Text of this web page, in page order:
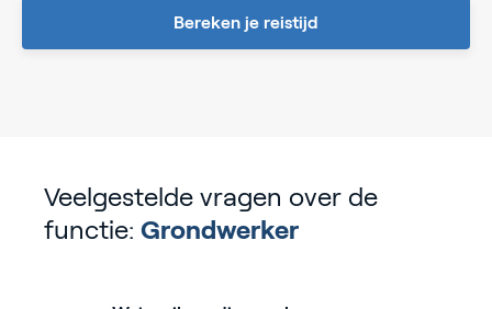
Bereken je reistijd
Veelgestelde vragen over de
functie: Grondwerker